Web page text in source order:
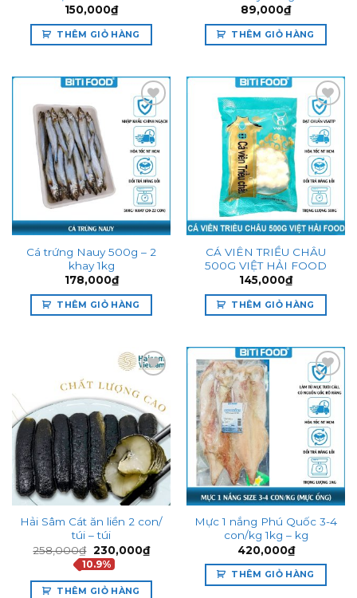
150,000₫
THÊM GIỎ HÀNG
89,000₫
THÊM GIỎ HÀNG
Add to
wishlist
Cá trứng Nauy 500g – 2
khay 1kg
178,000₫
THÊM GIỎ HÀNG
Add to
wishlist
CÁ VIÊN TRIỀU CHÂU
500G VIỆT HẢI FOOD
145,000₫
THÊM GIỎ HÀNG
Add to
wishlist
Hải Sâm Cát ăn liền 2 con/
túi – túi
258,000₫ Giá
gốc
là:
258,000₫.
230,000₫Giá
hiện
là:
230,000₫.
10.9%
THÊM GIỎ HÀNG
Add to
wishlist
Mực 1 nắng Phú Quốc 3-4
con/kg 1kg – kg
420,000₫
THÊM GIỎ HÀNG